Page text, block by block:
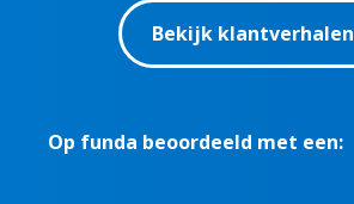
Bekijk klantverhalen
Op funda beoordeeld met een: